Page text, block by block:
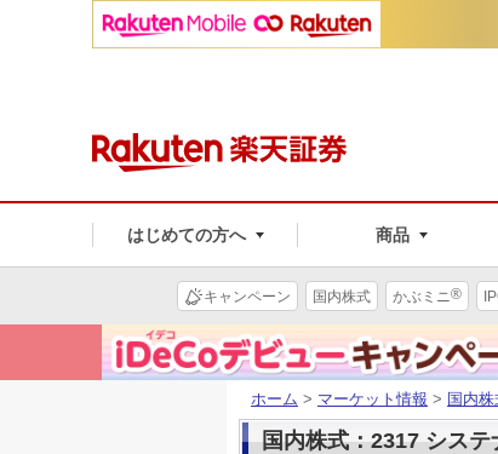
はじめての方へ 商品
キャンペーン 国内株式 かぶミニ®
ホーム > マーケット情報 > 国内
国内株式：2317 システ